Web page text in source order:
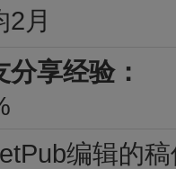
2月
分享经验：
编辑的